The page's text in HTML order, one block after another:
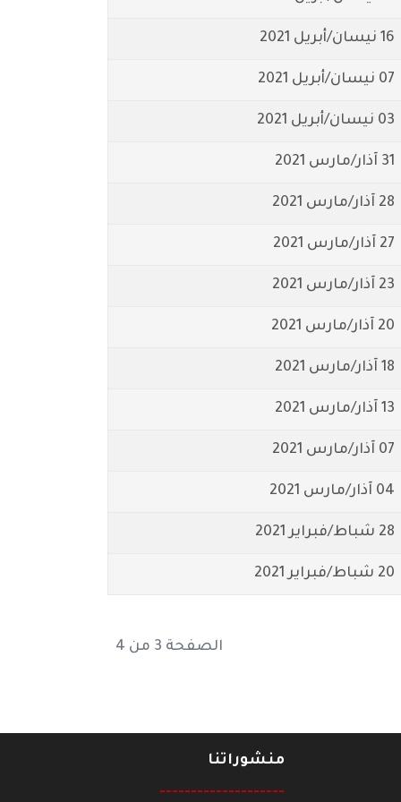
16 نيسان/أبريل 2021
07 نيسان/أبريل 2021
03 نيسان/أبريل 2021
31 آذار/مارس 2021
28 آذار/مارس 2021
27 آذار/مارس 2021
23 آذار/مارس 2021
20 آذار/مارس 2021
18 آذار/مارس 2021
13 آذار/مارس 2021
07 آذار/مارس 2021
04 آذار/مارس 2021
28 شباط/فبراير 2021
20 شباط/فبراير 2021
الصفحة 3 من 4
منشوراتنا
--------------------